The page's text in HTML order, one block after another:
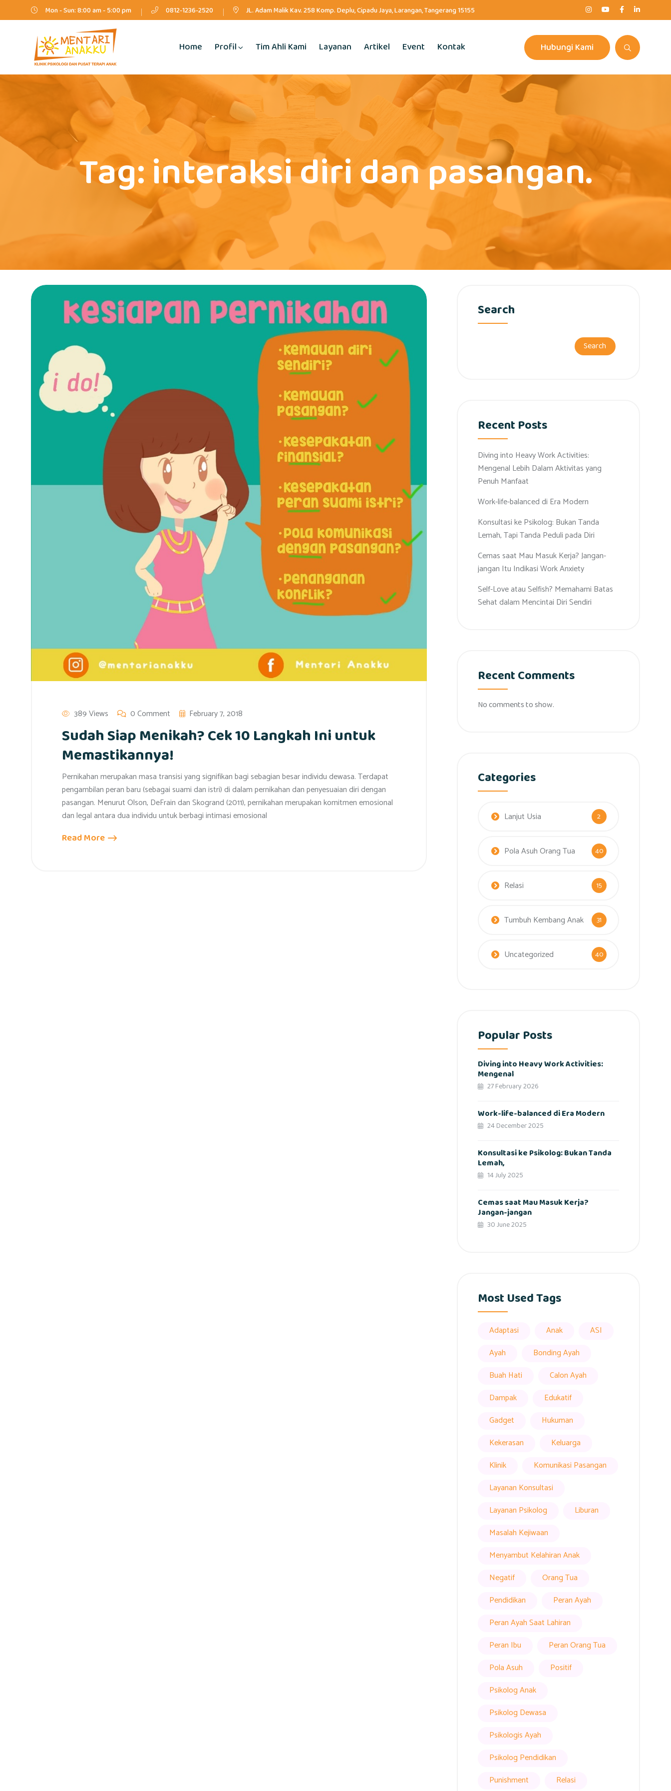
Mon - Sun: 8:00 am - 5:00 pm 0812-1236-2520 JL. Adam Malik Kav. 258 Komp. Deplu, Cipadu Jaya, Larangan, Tangerang 15155
Home Profil Tim Ahli Kami Layanan Artikel Event Kontak Hubungi Kami
Tag:interaksi diri dan pasangan.
389 Views 0 Comment February 7, 2018
Sudah Siap Menikah? Cek 10 Langkah Ini untuk
Memastikannya!
Pernikahan merupakan masa transisi yang signifikan bagi sebagian besar individu dewasa. Terdapat
pengambilan peran baru (sebagai suami dan istri) di dalam pernikahan dan penyesuaian diri dengan
pasangan. Menurut Olson, DeFrain dan Skogrand (2011), pernikahan merupakan komitmen emosional
dan legal antara dua individu untuk berbagi intimasi emosional
Read More
Search
Search
Recent Posts
Diving into Heavy Work Activities:
Mengenal Lebih Dalam Aktivitas yang
Penuh Manfaat
Work-life-balanced di Era Modern
Konsultasi ke Psikolog: Bukan Tanda
Lemah, Tapi Tanda Peduli pada Diri
Cemas saat Mau Masuk Kerja? Jangan-
jangan Itu Indikasi Work Anxiety
Self-Love atau Selfish? Memahami Batas
Sehat dalam Mencintai Diri Sendiri
Recent Comments
No comments to show.
Categories
Lanjut Usia 2
Pola Asuh Orang Tua 40
Relasi 15
Tumbuh Kembang Anak 31
Uncategorized 40
Popular Posts
Diving into Heavy Work Activities:
Mengenal
27 February 2026
Work-life-balanced di Era Modern
24 December 2025
Konsultasi ke Psikolog: Bukan Tanda
Lemah,
14 July 2025
Cemas saat Mau Masuk Kerja?
Jangan-jangan
30 June 2025
Most Used Tags
Adaptasi Anak
ASI
Ayah
Bonding Ayah
Buah Hati
Calon Ayah
Dampak
Edukatif
Gadget
Hukuman
Kekerasan
Keluarga
Klinik
Komunikasi Pasangan
Layanan Konsultasi
Layanan Psikolog
Liburan
Masalah Kejiwaan
Menyambut Kelahiran Anak
Negatif
Orang Tua
Pendidikan
Peran Ayah
Peran Ayah Saat Lahiran
Peran Ibu
Peran Orang Tua
Pola Asuh
Positif
Psikolog Anak
Psikolog Dewasa
Psikologis Ayah
Psikolog Pendidikan
Punishment
Relasi